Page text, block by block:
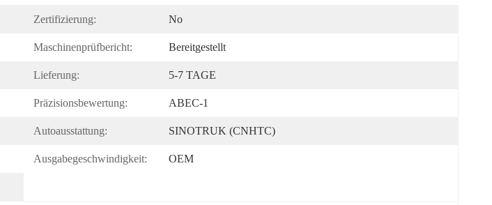
Zertifizierung: No
Maschinenprüfbericht: Bereitgestellt
Lieferung: 5-7 TAGE
Präzisionsbewertung: ABEC-1
Autoausstattung: SINOTRUK (CNHTC)
Ausgabegeschwindigkeit: OEM